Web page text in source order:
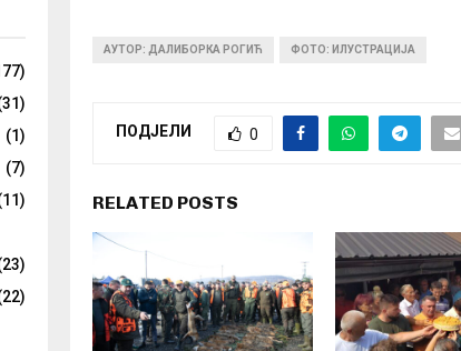
АУТОР: ДАЛИБОРКА РОГИЋ ФОТО: ИЛУСТРАЦИЈА
ПОДЈЕЛИ 0
RELATED POSTS
(1)
(7)